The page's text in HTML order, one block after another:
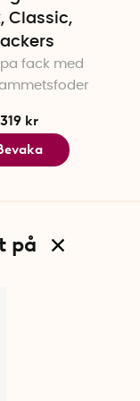
Classic,
fack med
319 kr
på